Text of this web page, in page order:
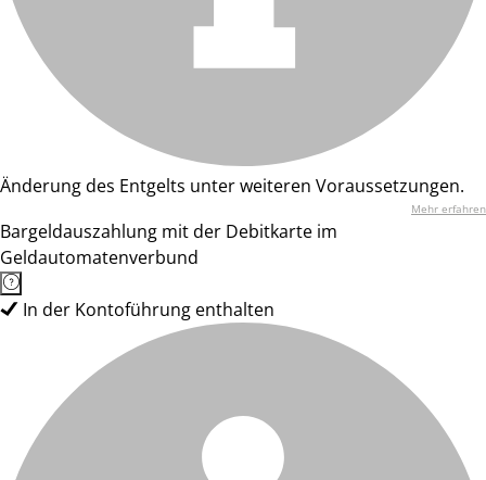
Änderung des Entgelts unter weiteren Voraussetzungen.
Mehr erfahren
Bargeldauszahlung mit der Debitkarte im
Geldautomatenverbund
In der Kontoführung enthalten